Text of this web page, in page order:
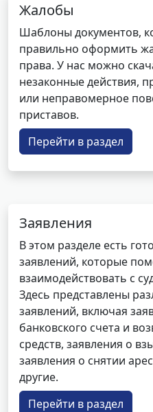
Жалобы
Шаблоны документов,
правильно оформить
права. У нас можно
незаконные действия,
или неправомерное
приставов.
Перейти в раздел
Заявления
В этом разделе есть
заявлений, которые
взаимодействовать с
Здесь представлены
заявлений, включая
банковского счета и
средств, заявления о
заявления о снятии
другие.
Перейти в раздел